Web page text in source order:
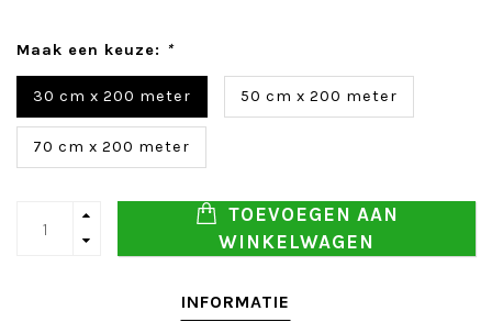
Maak een keuze: *
30 cm x 200 meter 50 cm x 200 meter
70 cm x 200 meter
TOEVOEGEN AAN
WINKELWAGEN
INFORMATIE